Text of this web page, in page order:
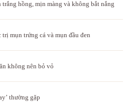
hồng, mịn màng và không bắt nắng
mụn trứng cá và mụn đầu đen
không nên bỏ vỏ
thường gặp